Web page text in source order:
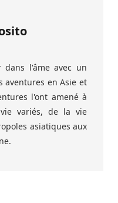
dans l'âme avec un
aventures en Asie et
l'ont amené à
variés, de la vie
asiatiques aux